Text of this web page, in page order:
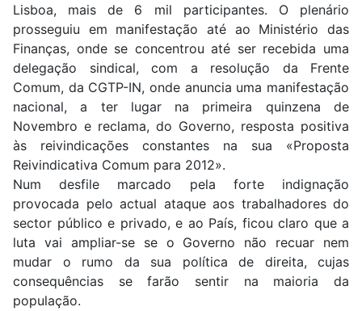
Lisboa, mais de 6 mil participantes. O plenário
prosseguiu em manifestação até ao Ministério das
Finanças, onde se concentrou até ser recebida uma
delegação sindical, com a resolução da Frente
Comum, da CGTP-IN, onde anuncia uma manifestação
nacional, a ter lugar na primeira quinzena de
Novembro e reclama, do Governo, resposta positiva
às reivindicações constantes na sua «Proposta
Reivindicativa Comum para 2012».
Num desfile marcado pela forte indignação
provocada pelo actual ataque aos trabalhadores do
sector público e privado, e ao País, ficou claro que a
luta vai ampliar-se se o Governo não recuar nem
mudar o rumo da sua política de direita, cujas
consequências se farão sentir na maioria da
população.